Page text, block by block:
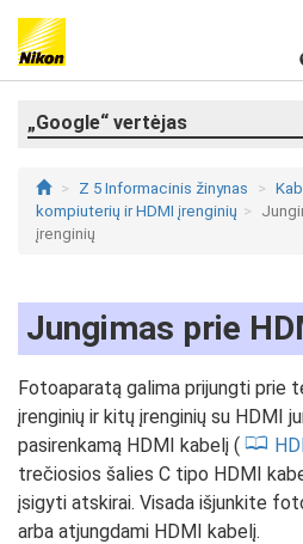
„Google“ vertėjas
Z 5 Informacinis žinynas
kompiuterių ir HDMI įrenginių
įrenginių
Jungimas prie
Fotoaparatą galima prijungti prie
įrenginių ir kitų įrenginių su HDMI
pasirenkamą HDMI kabelį (
trečiosios šalies C tipo HDMI
įsigyti atskirai. Visada išjunkite
arba atjungdami HDMI kabelį.